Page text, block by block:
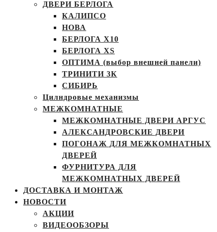
ДВЕРИ БЕРЛОГА
КАЛИПСО
НОВА
БЕРЛОГА Х10
БЕРЛОГА XS
ОПТИМА (выбор внешней панели)
ТРИНИТИ 3К
СИБИРЬ
Цилндровые механизмы
МЕЖКОМНАТНЫЕ
МЕЖКОМНАТНЫЕ ДВЕРИ АРГУС
АЛЕКСАНДРОВСКИЕ ДВЕРИ
ПОГОНАЖ ДЛЯ МЕЖКОМНАТНЫХ
ДВЕРЕЙ
ФУРНИТУРА ДЛЯ
МЕЖКОМНАТНЫХ ДВЕРЕЙ
ДОСТАВКА И МОНТАЖ
НОВОСТИ
АКЦИИ
ВИДЕООБЗОРЫ